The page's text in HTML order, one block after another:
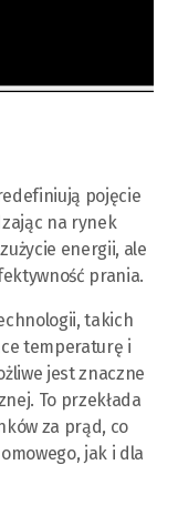
pojęcie
na rynek
energii, ale
prania.
takich
temperaturę i
jest znaczne
To przekłada
za prąd, co
jak i dla